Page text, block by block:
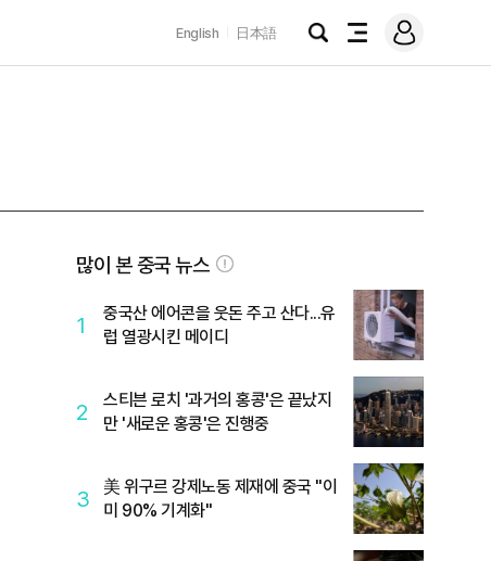
English 日本語
검
전
메
그
많이 본 중국 뉴스
1
중국산 에어콘을 웃돈 주고 산다...유
럽 열광시킨 메이디
2
스티븐 로치 '과거의 홍콩'은 끝났지
만 '새로운 홍콩'은 진행중
3
美 위구르 강제노동 제재에 중국 "이
미 90% 기계화"